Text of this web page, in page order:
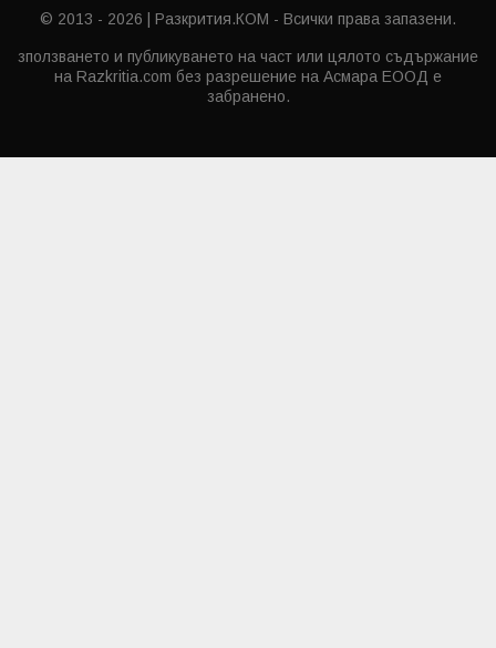
© 2013 - 2026 | Разкрития.КОМ - Всички права запазени.
зползването и публикуването на част или цялото съдържание
на Razkritia.com без разрешение на Асмара ЕООД е
забранено.